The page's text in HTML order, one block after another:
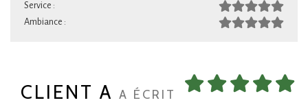
Service :
Ambiance :
CLIENT A A ÉCRIT